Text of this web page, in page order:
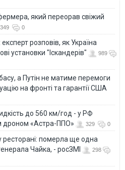
який переорав свіжий
349 0
розповів, як Україна
установки "Іскандерів"
989
а Путін не матиме перемоги
на фронті та гарантії США
до 560 км/год - у РФ
дроном «Астра-ППО»
329 0
ресторані: померла ще одна
Чайка, - росЗМІ
298